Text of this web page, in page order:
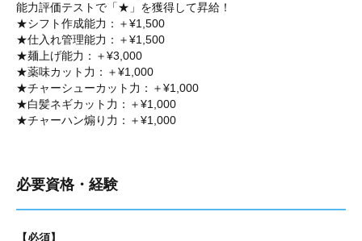
能力評価テストで「★」を獲得して昇給！
★シフト作成能力：＋¥1,500
★仕入れ管理能力：＋¥1,500
★麺上げ能力：＋¥3,000
★薬味カット力：＋¥1,000
★チャーシューカット力：＋¥1,000
★白髪ネギカット力：＋¥1,000
★チャーハン煽り力：＋¥1,000
必要資格・経験
【必須】